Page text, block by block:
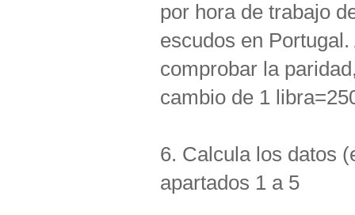
por hora de trabajo
escudos en
comprobar la
cambio de 1
6. Calcula los datos
apartados 1 a 5